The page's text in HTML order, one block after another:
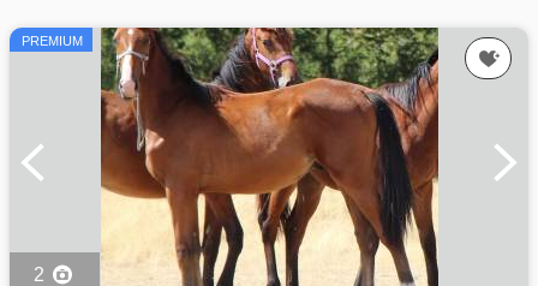
PREMIUM
2